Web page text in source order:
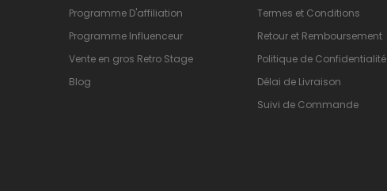
Programme D'affiliation
Programme Influenceur
Vente en gros Retro Stage
Blog
Termes et Conditions
Retour et Remboursement
Politique de Confidentialité
Délai de Livraison
Suivi de Commande